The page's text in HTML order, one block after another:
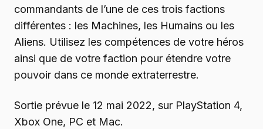
commandants de l’une de ces trois factions
différentes : les Machines, les Humains ou les
Aliens. Utilisez les compétences de votre héros
ainsi que de votre faction pour étendre votre
pouvoir dans ce monde extraterrestre.
Sortie prévue le 12 mai 2022, sur PlayStation 4,
Xbox One, PC et Mac.